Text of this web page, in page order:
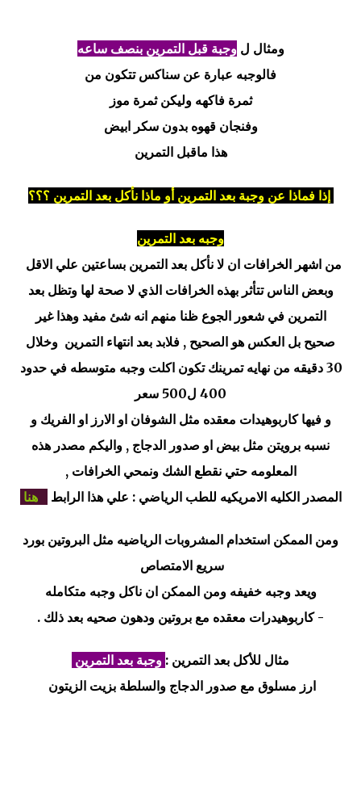
ومثال لوجبة قبل التمرين بنصف ساعه
فالوجبه عبارة عن سناكس تتكون من
ثمرة فاكهه وليكن ثمرة موز
وفنجان قهوه بدون سكر ابيض
هذا ماقبل التمرين
إذا فماذا عن وجبة بعد التمرين أو ماذا نأكل بعد التمرين ؟؟؟
وجبه بعد التمرين
من اشهر الخرافاتان لا نأكل بعد التمرين بساعتين علي الاقل
وبعض الناس تتأثر بهذه الخرافات الذي لا صحة لها وتظل بعد
التمرين في شعور الجوع ظنا منهم انه شئ مفيد وهذا غير
صحيح بل العكس هو الصحيح , فلابد بعد انتهاء التمرين وخلال
30 دقيقه من نهايه تمرينك تكون اكلت وجبه متوسطه في حدود
400 ل500 سعر
و فيها كاربوهيدات معقده مثل الشوفان او الارز او الفريك و
نسبه برويتن مثل بيض او صدور الدجاج , واليكم مصدر هذه
المعلومه حتي نقطع الشك ونمحي الخرافات ,
المصدر الكليه الامريكيه للطب الرياضي :علي هذا الرابط هنا
ومن الممكن استخدام المشروبات الرياضيه مثل البروتين بورد
سريع الامتصاص
ويعد وجبه خفيفهومن الممكن ان ناكل وجبه متكامله
-كاربوهيدرات معقده مع بروتين ودهون صحيه بعد ذلك .
مثال للأكل بعد التمرين : وجبة بعد التمرين
ارز مسلوق مع صدور الدجاج والسلطة بزيت الزيتون